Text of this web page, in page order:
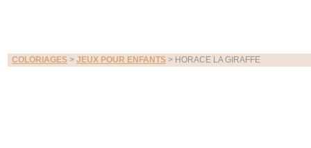
COLORIAGES > JEUX POUR ENFANTS > HORACE LA GIRAFFE